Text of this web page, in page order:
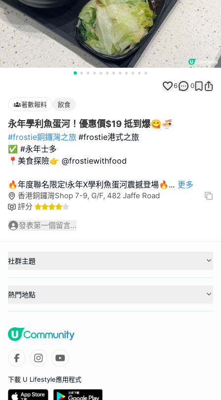
6 0
著數報料 飲食
永年學利魚蛋河！優惠價$19 抵到爆😋🍜
#frostie銅鑼灣之旅 #frostie港式之旅
✅ #永年士多
📍美食探險👉 @frostiewithfood
🔥年度聯名限定!永年X學利魚蛋河震撼登場🔥 ... 更多
香港銅鑼灣Shop 7-9, G/F, 482 Jaffe Road
評分
發表第一個留言...
社群主題
熱門地點
下載 U Lifestyle應用程式